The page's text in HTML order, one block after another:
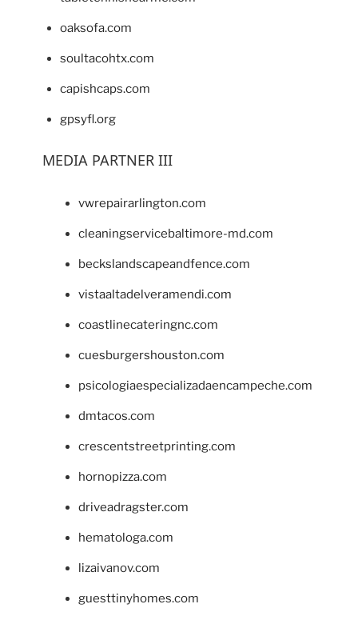
oaksofa.com
soultacohtx.com
capishcaps.com
gpsyfl.org
MEDIA PARTNER III
vwrepairarlington.com
cleaningservicebaltimore-md.com
beckslandscapeandfence.com
vistaaltadelveramendi.com
coastlinecateringnc.com
cuesburgershouston.com
psicologiaespecializadaencampeche.com
dmtacos.com
crescentstreetprinting.com
hornopizza.com
driveadragster.com
hematologa.com
lizaivanov.com
guesttinyhomes.com